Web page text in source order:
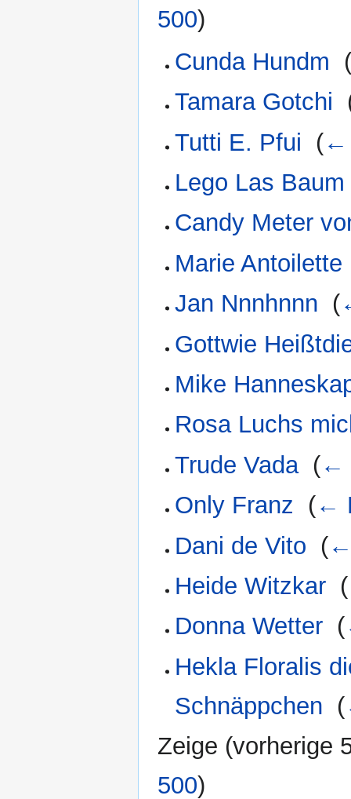
500)
Cunda Hundm
Tamara Gotchi
Tutti E. Pfui
(←
Lego Las Baum
Candy Meter
Marie Antoilette
Jan Nnnhnnn (
Gottwie
Mike
Rosa Luchs
Trude Vada‎ (←
Only Franz
(←
Dani de Vito (
Heide Witzkar (
Donna Wetter (
Hekla Floralis
Schnäppchen (
Zeige (vorherige
500)